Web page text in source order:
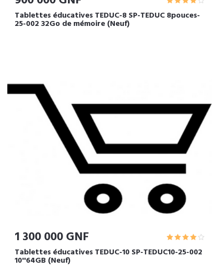
Tablettes éducatives TEDUC-8 SP-TEDUC 8pouces-
25-002 32Go de mémoire (Neuf)
1 300 000 GNF
Tablettes éducatives TEDUC-10 SP-TEDUC10-25-002
10''64GB (Neuf)